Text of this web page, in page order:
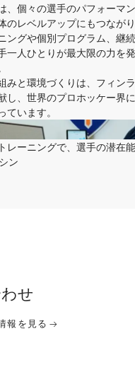
、個々の選手のパフォーマ
のレベルアップにもつなが
ングや個別プログラム、継
一人ひとりが最大限の力を
みと環境づくりは、フィン
し、世界のプロホッケー界
ています。
レーニングで、選手の潜在
ン
せ
報を見る